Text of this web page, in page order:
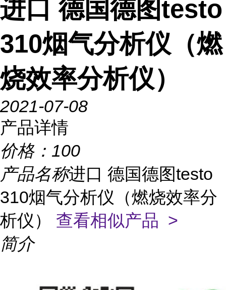
进口 德国德图testo
310烟气分析仪（燃
烧效率分析仪）
2021-07-08
产品详情
价格： 100
产品名称进口 德国德图testo
310烟气分析仪（燃烧效率分
析仪） 查看相似产品 >
简介